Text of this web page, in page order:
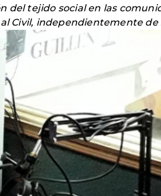
del tejido social en las
Civil, independientemente